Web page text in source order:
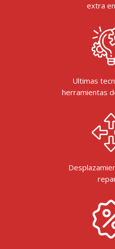
extra
Ultimas
herramientas